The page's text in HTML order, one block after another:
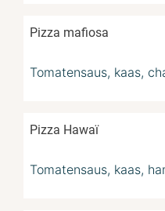
Pizza mafiosa
Tomatensaus, kaas,
Pizza Hawaï
Tomatensaus, kaas,